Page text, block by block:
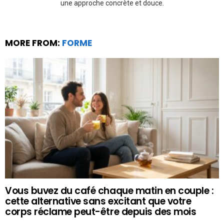
une approche concrète et douce.
MORE FROM: FORME
Vous buvez du café chaque matin en couple :
cette alternative sans excitant que votre
corps réclame peut-être depuis des mois